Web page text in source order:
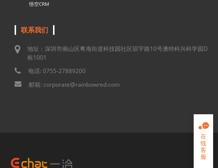
悟空CRM
联系我们
地址：深圳市南山区粤海街道科技园社区琼宇路10号澳特科兴科学园D
栋1001
电话: 0755-27889200
邮箱: corporate@rainbowred.com

在
线
客
服